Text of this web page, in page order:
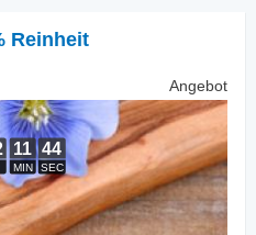
Reinheit
Angebot